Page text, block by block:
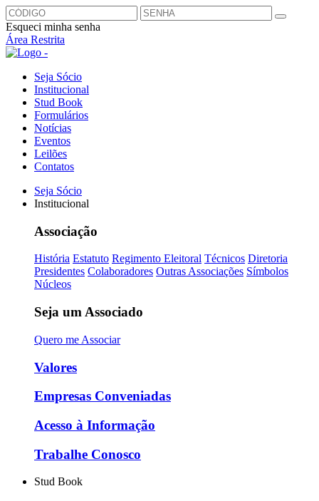
Esqueci minha senha
Área Restrita
Seja Sócio
Institucional
Stud Book
Formulários
Notícias
Eventos
Leilões
Contatos
Seja Sócio
Institucional
Associação
História Estatuto Regimento Eleitoral Técnicos Diretoria
Presidentes Colaboradores Outras Associações Símbolos
Núcleos
Seja um Associado
Quero me Associar
Valores
Empresas Conveniadas
Acesso à Informação
Trabalhe Conosco
Stud Book